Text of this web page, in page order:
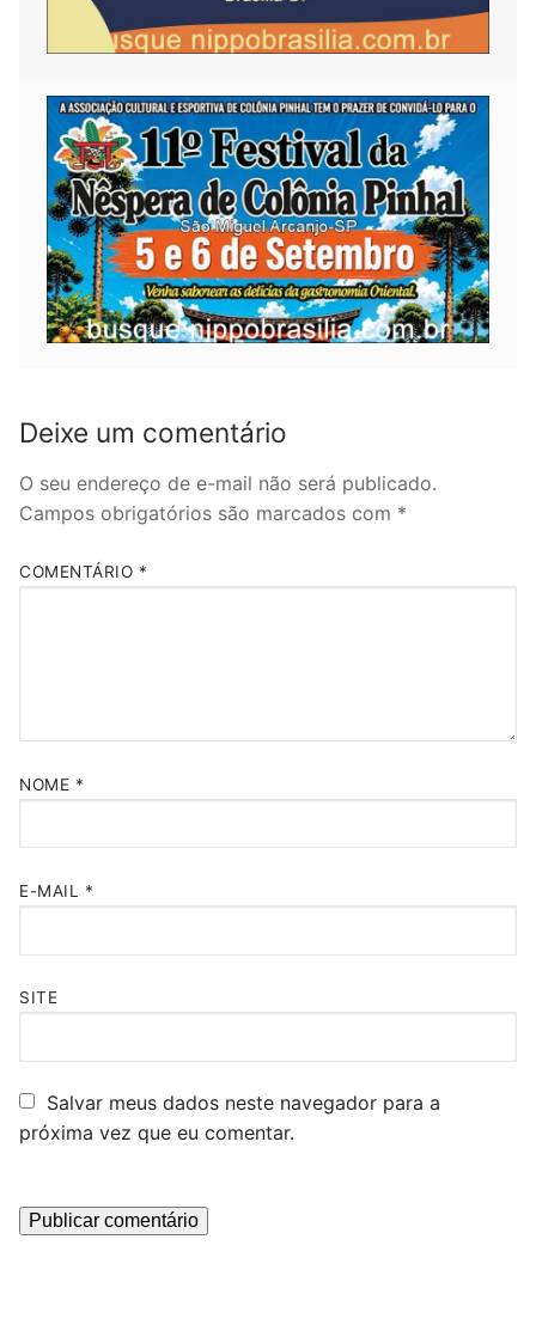
Deixe um comentário
O seu endereço de e-mail não será publicado.
Campos obrigatórios são marcados com *
COMENTÁRIO *
NOME *
E-MAIL *
SITE
Salvar meus dados neste navegador para a
próxima vez que eu comentar.